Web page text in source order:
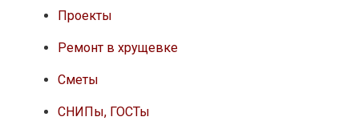
Проекты
Ремонт в хрущевке
Сметы
СНИПы, ГОСТы